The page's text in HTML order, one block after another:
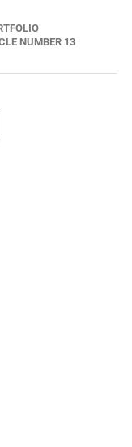
NUMBER 13